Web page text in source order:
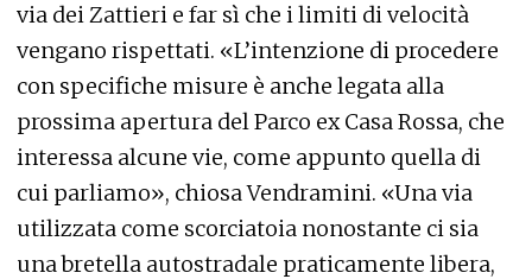
via dei Zattieri e far sì che i limiti di velocità
vengano rispettati. «L’intenzione di procedere
con specifiche misure è anche legata alla
prossima apertura del Parco ex Casa Rossa, che
interessa alcune vie, come appunto quella di
cui parliamo», chiosa Vendramini. «Una via
utilizzata come scorciatoia nonostante ci sia
una bretella autostradale praticamente libera,